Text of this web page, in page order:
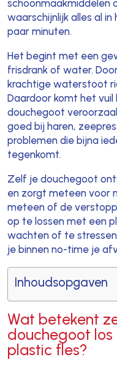
schoonmaakmiddelen
waarschijnlijk alles al
paar minuten.
Het begint met een
frisdrank of water.
krachtige waterstoot
Daardoor komt het
douchegoot
goed bij haren,
problemen die bijna
tegenkomt.
Zelf je douchegoot
en zorgt meteen voor
meteen of de
op te lossen met een
wachten of te
je binnen no-time je
Inhoudsopgaven
Wat betekent
douchegoot
plastic fles?